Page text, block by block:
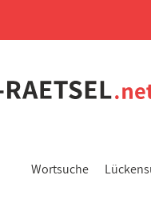
Wortsuche